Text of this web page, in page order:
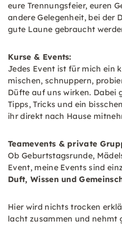
eure Trennungsfeier, euren
andere Gelegenheit, bei der
gute Laune gebraucht
Kurse & Events:
Jedes Event ist für mich ein
mischen, schnuppern,
Düfte auf uns wirken. Dabei
Tipps, Tricks und ein
ihr direkt nach Hause
Teamevents & private
Ob Geburtstagsrunde,
Event, meine Events sind
Duft, Wissen und
Hier wird nichts trocken
lacht zusammen und nehmt